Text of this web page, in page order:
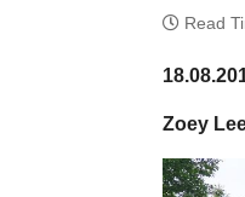
Read
Zoey